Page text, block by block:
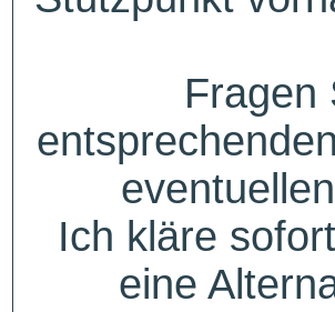
Fragen
Ich kläre
eine